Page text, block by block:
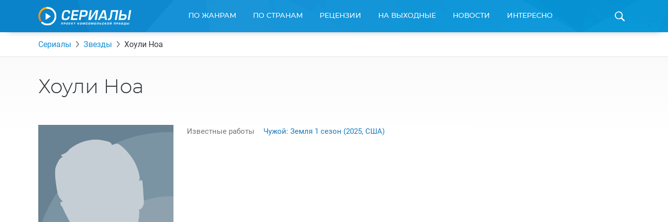
ПО ЖАНРАМ ПО СТРАНАМ РЕЦЕНЗИИ НА ВЫХОДНЫЕ НОВОСТИ ИНТЕРЕСНО
Сериалы Звезды Хоули Ноа
Хоули Ноа
Известные работы Чужой: Земля 1 сезон (2025, США)